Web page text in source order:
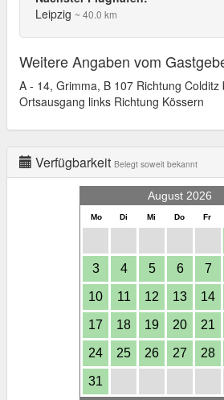
Leipzig ~ 40.0 km
Weitere Angaben vom
A - 14, Grimma, B 107 Richtung
Ortsausgang links Richtung Kössern
Verfügbarkeit Belegt soweit bekannt
August 2026
Mo Di Mi Do Fr
3 4 5 6 7
10 11 12 13 14
17 18 19 20 21
24 25 26 27 28
31